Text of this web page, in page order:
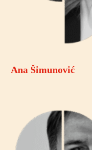
Ana Šimunović